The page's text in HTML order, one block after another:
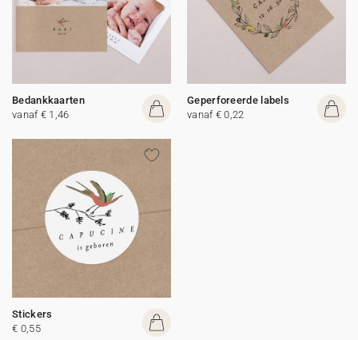
Bedankkaarten
vanaf € 1,46
Geperforeerde labels
vanaf € 0,22
Stickers
€ 0,55